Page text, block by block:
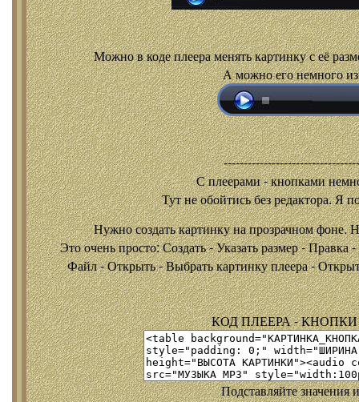
Можно в коде плеера менять картинку с её
А можно его немного
С плеерами - кнопками
Тут не обойтись без редактора. Я
Нужно создать картинку на прозрачном фоне.
Это очень просто: Создать - Указать размер -
Файл - Открыть - Выбрать картинку плеера -
КОД ПЛЕЕРА - КНОПКИ
Подставляйте значения